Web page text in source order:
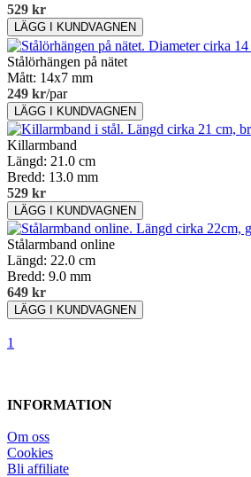
529 kr
Stålörhängen på nätet
Mått: 14x7 mm
249 kr/par
Killarmband
Längd: 21.0 cm
Bredd: 13.0 mm
529 kr
Stålarmband online
Längd: 22.0 cm
Bredd: 9.0 mm
649 kr
1
INFORMATION
Om oss
Cookies
Bli affiliate